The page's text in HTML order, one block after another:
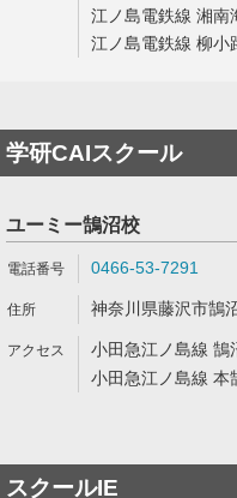
江ノ島電鉄線 湘南
江ノ島電鉄線 柳小
学研CAIスクール
ユーミー鵠沼校
0466-53-7291
神奈川県藤沢市鵠
小田急江ノ島線 鵠
小田急江ノ島線 本
スクールIE